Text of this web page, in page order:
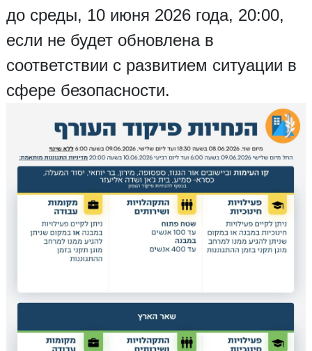
до среды, 10 июня 2026 года, 20:00,
если не будет обновлена в
соответствии с развитием ситуации в
сфере безопасности.